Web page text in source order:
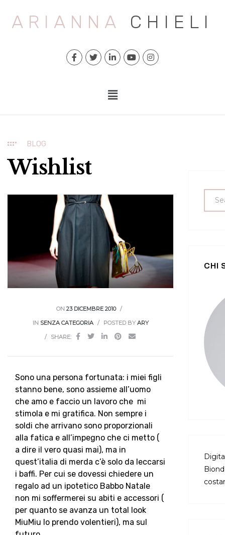
ARIANNA CHIELI
BLOG
Wishlist
ON 23 DICEMBRE 2010
IN SENZA CATEGORIA POSTED BY ARY
SHARE:
Sono una persona fortunata: i miei figli
stanno bene, sono assieme all’uomo
che amo e faccio un lavoro che mi
stimola e mi gratifica. Non sempre i
soldi che arrivano sono proporzionali
alla fatica e all’impegno che ci metto (
a dire il vero quasi mai), ma in
quest’italia di merda c’è solo da leccarsi
i baffi. Per cui se dovessi chiedere un
regalo ad un ipotetico Babbo Natale
non mi soffermerei su abiti e accessori (
per quanto se avanza un total look
MiuMiu lo prendo volentieri), ma sul
CHI